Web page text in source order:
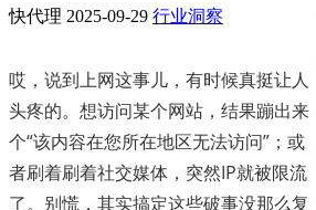
快代理 2025-09-29 行业洞察
哎，说到上网这事儿，有时候真挺让人
头疼的。想访问某个网站，结果蹦出来
个“该内容在您所在地区无法访问”；或
者刷着刷着社交媒体，突然IP就被限流
了。别慌，其实搞定这些破事没那么复